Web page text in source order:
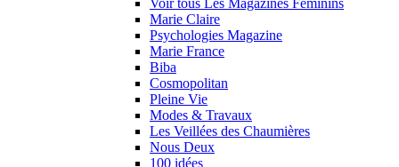
Voir tous Les Magazines Féminins
Marie Claire
Psychologies Magazine
Marie France
Biba
Cosmopolitan
Pleine Vie
Modes & Travaux
Les Veillées des Chaumières
Nous Deux
100 idées